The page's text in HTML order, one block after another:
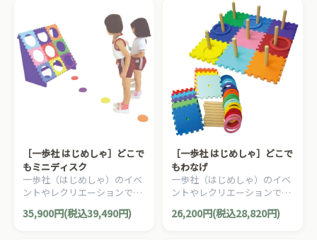
［一歩社 はじめしゃ］どこで
もミニディスク
一歩社（はじめしゃ）のイベ
ントやレクリエーションで利
フトで安全性の高いEVAスポ
35,900円(税込39,490円)
［一歩社 はじめしゃ］どこで
もわなげ
一歩社（はじめしゃ）のイベ
ントやレクリエーションで利
フトで安全性の高いEVAスポ
26,200円(税込28,820円)